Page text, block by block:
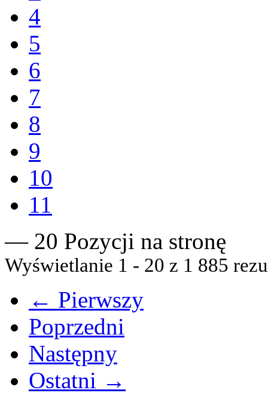
4
5
6
7
8
9
10
11
— 20 Pozycji na stronę
Wyświetlanie 1 - 20 z 1 885
← Pierwszy
Poprzedni
Następny
Ostatni →